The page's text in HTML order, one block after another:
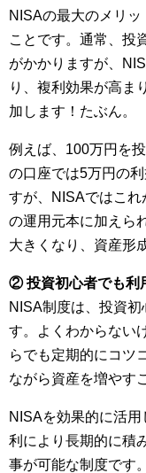
NISAの最大のメリ
ことです。通常、投
がかかりますが、
り、複利効果が高ま
加します！たぶん。
例えば、100万円を
の口座では5万円の
すが、NISAではこ
の運用元本に加えら
大きくなり、資産形
② 投資初心者でも利
NISA制度は、投資
す。よくわからない
らでも定期的にコツ
ながら資産を増やす
NISAを効果的に活
利により長期的に積
事が可能な制度です